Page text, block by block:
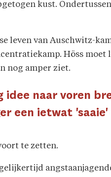
kust.
leven van Auschwitz-
Höss
nog amper ziet.
idee naar voren
een ietwat
te zetten.